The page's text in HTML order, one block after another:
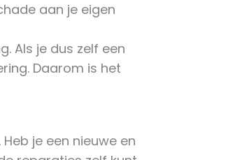
aan je eigen
Als je dus zelf een
Daarom is het
je een nieuwe en